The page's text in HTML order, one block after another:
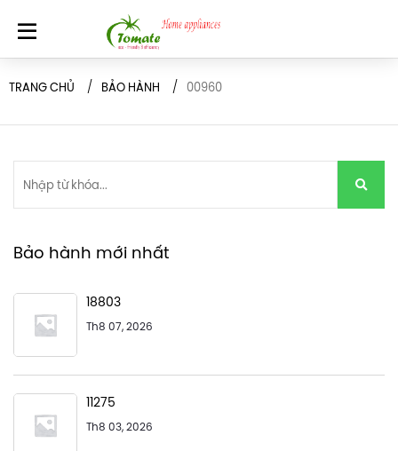
TRANG CHỦ BẢO HÀNH 00960
Bảo hành mới nhất
18803
Th8 07, 2026
11275
Th8 03, 2026